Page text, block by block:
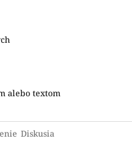
alebo textom
Diskusia